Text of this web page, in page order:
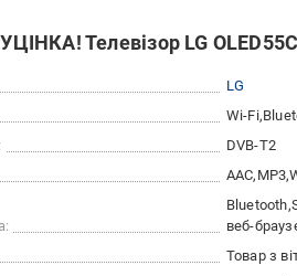
Телевізор LG
LG
Wi-Fi
DVB-T2
AAC MP3
Bluetooth
веб-
Товар з